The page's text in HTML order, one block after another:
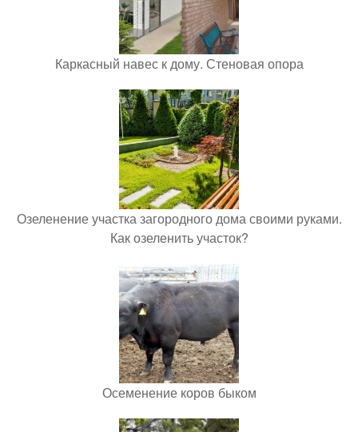
Каркасный навес к дому. Стеновая опора
Озеленение участка загородного дома своими руками.
Как озеленить участок?
Осеменение коров быком